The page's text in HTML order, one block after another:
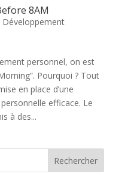
8AM
Développement
personnel, on est
Pourquoi ? Tout
en place d’une
efficace. Le
à des...